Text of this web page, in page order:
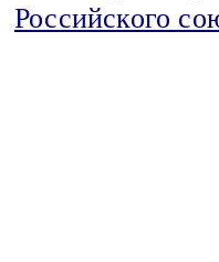
Российского